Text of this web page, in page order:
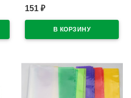
10 штук в наборе арт Т150-10
151 ₽